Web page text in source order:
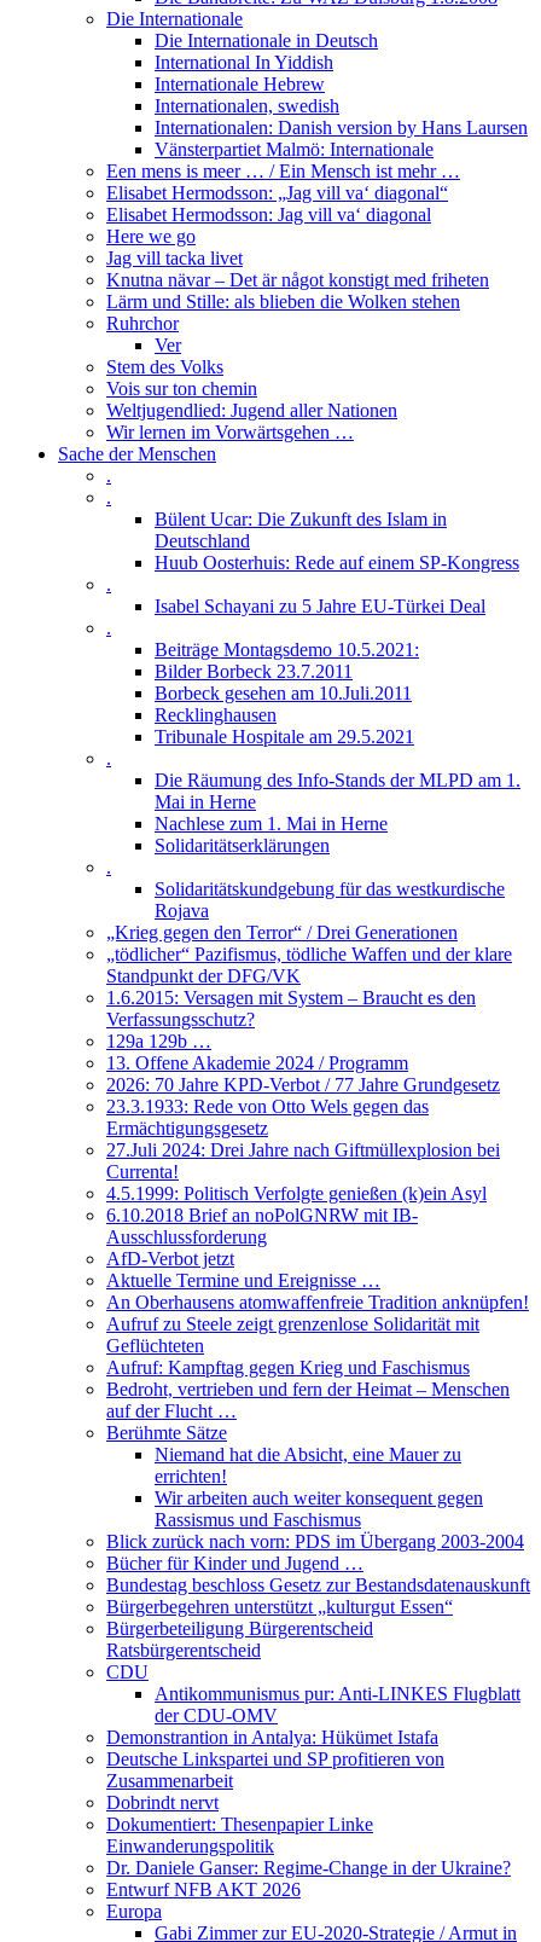
Die Internationale
Die Internationale in Deutsch
International In Yiddish
Internationale Hebrew
Internationalen, swedish
Internationalen: Danish version by Hans Laursen
Vänsterpartiet Malmö: Internationale
Een mens is meer … / Ein Mensch ist mehr …
Elisabet Hermodsson: „Jag vill va‘ diagonal“
Elisabet Hermodsson: Jag vill va‘ diagonal
Here we go
Jag vill tacka livet
Knutna nävar – Det är något konstigt med friheten
Lärm und Stille: als blieben die Wolken stehen
Ruhrchor
Ver
Stem des Volks
Vois sur ton chemin
Weltjugendlied: Jugend aller Nationen
Wir lernen im Vorwärtsgehen …
Sache der Menschen
.
.
Bülent Ucar: Die Zukunft des Islam in
Deutschland
Huub Oosterhuis: Rede auf einem SP-Kongress
.
Isabel Schayani zu 5 Jahre EU-Türkei Deal
.
Beiträge Montagsdemo 10.5.2021:
Bilder Borbeck 23.7.2011
Borbeck gesehen am 10.Juli.2011
Recklinghausen
Tribunale Hospitale am 29.5.2021
.
Die Räumung des Info-Stands der MLPD am 1.
Mai in Herne
Nachlese zum 1. Mai in Herne
Solidaritätserklärungen
.
Solidaritätskundgebung für das westkurdische
Rojava
„Krieg gegen den Terror“ / Drei Generationen
„tödlicher“ Pazifismus, tödliche Waffen und der klare
Standpunkt der DFG/VK
1.6.2015: Versagen mit System – Braucht es den
Verfassungsschutz?
129a 129b …
13. Offene Akademie 2024 / Programm
2026: 70 Jahre KPD-Verbot / 77 Jahre Grundgesetz
23.3.1933: Rede von Otto Wels gegen das
Ermächtigungsgesetz
27.Juli 2024: Drei Jahre nach Giftmüllexplosion bei
Currenta!
4.5.1999: Politisch Verfolgte genießen (k)ein Asyl
6.10.2018 Brief an noPolGNRW mit IB-
Ausschlussforderung
AfD-Verbot jetzt
Aktuelle Termine und Ereignisse …
An Oberhausens atomwaffenfreie Tradition anknüpfen!
Aufruf zu Steele zeigt grenzenlose Solidarität mit
Geflüchteten
Aufruf: Kampftag gegen Krieg und Faschismus
Bedroht, vertrieben und fern der Heimat – Menschen
auf der Flucht …
Berühmte Sätze
Niemand hat die Absicht, eine Mauer zu
errichten!
Wir arbeiten auch weiter konsequent gegen
Rassismus und Faschismus
Blick zurück nach vorn: PDS im Übergang 2003-2004
Bücher für Kinder und Jugend …
Bundestag beschloss Gesetz zur Bestandsdatenauskunft
Bürgerbegehren unterstützt „kulturgut Essen“
Bürgerbeteiligung Bürgerentscheid
Ratsbürgerentscheid
CDU
Antikommunismus pur: Anti-LINKES Flugblatt
der CDU-OMV
Demonstrantion in Antalya: Hükümet Istafa
Deutsche Linkspartei und SP profitieren von
Zusammenarbeit
Dobrindt nervt
Dokumentiert: Thesenpapier Linke
Einwanderungspolitik
Dr. Daniele Ganser: Regime-Change in der Ukraine?
Entwurf NFB AKT 2026
Europa
Gabi Zimmer zur EU-2020-Strategie / Armut in